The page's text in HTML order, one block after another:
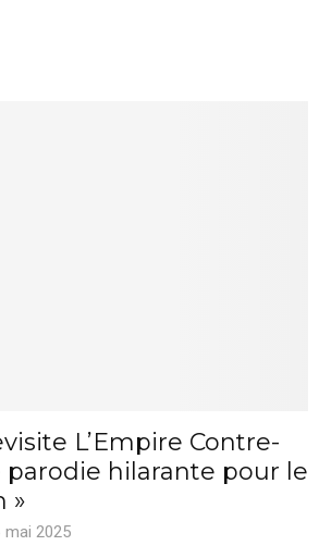
L’Empire Contre-
hilarante pour le
»
mai 2025